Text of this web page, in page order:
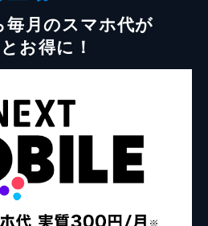
毎月のスマホ代が
お得に！